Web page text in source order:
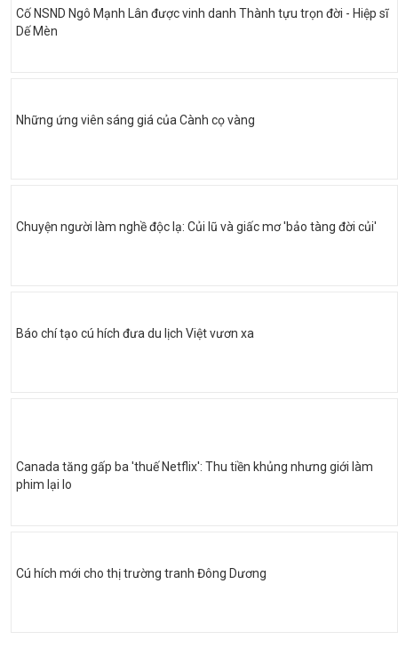
Cố NSND Ngô Mạnh Lân được vinh danh Thành tựu trọn đời - Hiệp sĩ
Dế Mèn
Những ứng viên sáng giá của Cành cọ vàng
Chuyện người làm nghề độc lạ: Củi lũ và giấc mơ 'bảo tàng đời củi'
Báo chí tạo cú hích đưa du lịch Việt vươn xa
Canada tăng gấp ba 'thuế Netflix': Thu tiền khủng nhưng giới làm
phim lại lo
Cú hích mới cho thị trường tranh Đông Dương